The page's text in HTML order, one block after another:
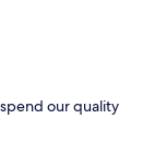
our quality